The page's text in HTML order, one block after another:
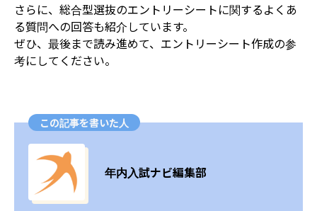
さらに、総合型選抜のエントリーシートに関するよくあ
る質問への回答も紹介しています。
ぜひ、最後まで読み進めて、エントリーシート作成の参
考にしてください。
この記事を書いた人
年内入試ナビ編集部